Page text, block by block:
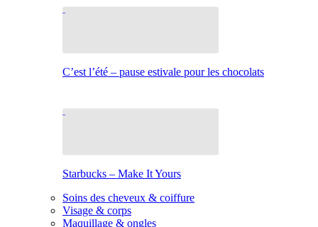
C’est l’été – pause estivale pour les chocolats
Starbucks – Make It Yours
Soins des cheveux & coiffure
Visage & corps
Maquillage & ongles